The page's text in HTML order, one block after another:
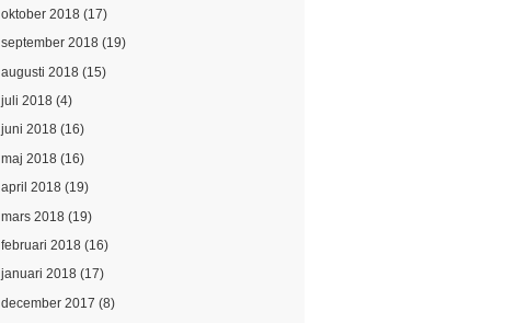
oktober 2018(17)
september 2018(19)
augusti 2018(15)
juli 2018(4)
juni 2018(16)
maj 2018(16)
april 2018(19)
mars 2018(19)
februari 2018(16)
januari 2018(17)
december 2017 (8)